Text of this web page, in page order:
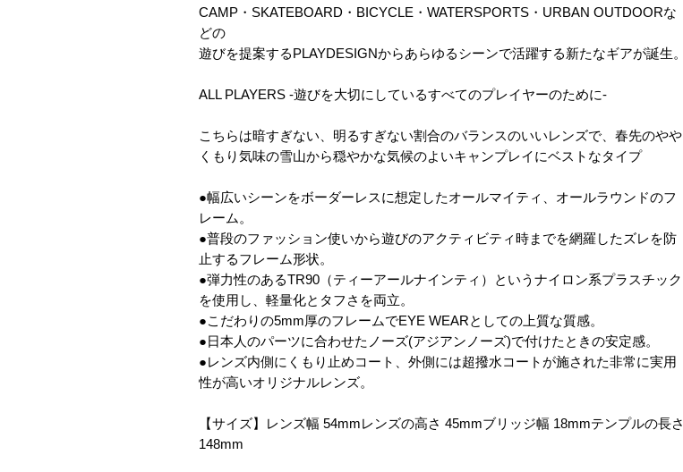
CAMP・SKATEBOARD・BICYCLE・WATERSPORTS・URBAN OUTDOORな
どの
遊びを提案するPLAYDESIGNからあらゆるシーンで活躍する新たなギアが誕生。
ALL PLAYERS -遊びを大切にしているすべてのプレイヤーのために-
こちらは暗すぎない、明るすぎない割合のバランスのいいレンズで、春先のやや
くもり気味の雪山から穏やかな気候のよいキャンプレイにベストなタイプ
●幅広いシーンをボーダーレスに想定したオールマイティ、オールラウンドのフ
レーム。
●普段のファッション使いから遊びのアクティビティ時までを網羅したズレを防
止するフレーム形状。
●弾力性のあるTR90（ティーアールナインティ）というナイロン系プラスチック
を使用し、軽量化とタフさを両立。
●こだわりの5mm厚のフレームでEYE WEARとしての上質な質感。
●日本人のパーツに合わせたノーズ(アジアンノーズ)で付けたときの安定感。
●レンズ内側にくもり止めコート、外側には超撥水コートが施された非常に実用
性が高いオリジナルレンズ。
【サイズ】レンズ幅 54mmレンズの高さ 45mmブリッジ幅 18mmテンプルの長さ
148mm